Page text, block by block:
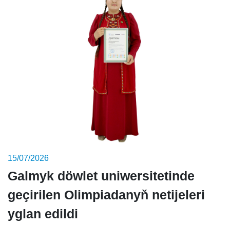
15/07/2026
Galmyk döwlet uniwersitetinde
geçirilen Olimpiadanyň netijeleri
yglan edildi